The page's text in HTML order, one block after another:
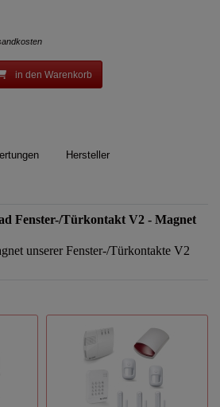
in den Warenkorb
Hersteller
Fenster-/Türkontakt V2 - Magnet
unserer Fenster-/Türkontakte V2